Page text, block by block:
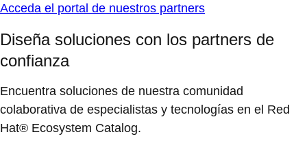
Acceda el portal de nuestros partners
Diseña soluciones con los partners de
confianza
Encuentra soluciones de nuestra comunidad
colaborativa de especialistas y tecnologías en el Red
Hat® Ecosystem Catalog.